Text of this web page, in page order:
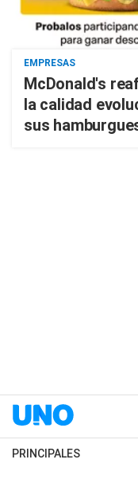
EMPRESAS
McDonald's
la calidad
sus
PRINCIPALES